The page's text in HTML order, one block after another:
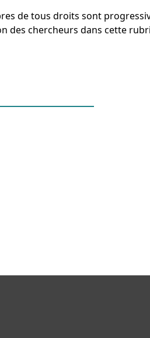
de tous droits sont
des chercheurs dans cette